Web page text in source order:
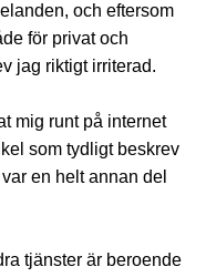
och eftersom
för privat och
jag riktigt irriterad.
mig runt på internet
som tydligt beskrev
en helt annan del
tjänster är beroende